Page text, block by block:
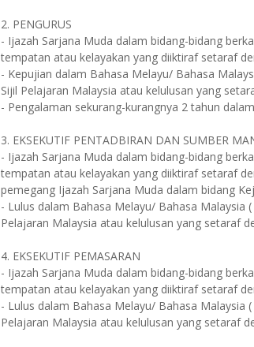
2. PENGURUS
- Ijazah Sarjana Muda dalam bidang-bidang
tempatan atau kelayakan yang diiktiraf setaraf
- Kepujian dalam Bahasa Melayu/ Bahasa
Sijil Pelajaran Malaysia atau kelulusan yang
- Pengalaman sekurang-kurangnya 2 tahun
3. EKSEKUTIF PENTADBIRAN DAN SUMBER
- Ijazah Sarjana Muda dalam bidang-bidang
tempatan atau kelayakan yang diiktiraf setaraf
pemegang Ijazah Sarjana Muda dalam bidang
- Lulus dalam Bahasa Melayu/ Bahasa Malaysia
Pelajaran Malaysia atau kelulusan yang setaraf
4. EKSEKUTIF PEMASARAN
- Ijazah Sarjana Muda dalam bidang-bidang
tempatan atau kelayakan yang diiktiraf setaraf
- Lulus dalam Bahasa Melayu/ Bahasa Malaysia
Pelajaran Malaysia atau kelulusan yang setaraf